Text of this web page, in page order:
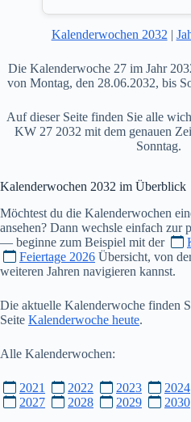
Kalenderwochen 2032 |
Die Kalenderwoche 27 im Jahr
von Montag, den 28.06.2032, bis
Auf dieser Seite finden Sie alle
KW 27 2032 mit dem genauen
Sonntag.
Kalenderwochen 2032 im Überblick
Möchtest du die Kalenderwochen
ansehen? Dann wechsle einfach zur
— beginne zum Beispiel mit der
Feiertage 2026 Übersicht, von
weiteren Jahren navigieren kannst.
Die aktuelle Kalenderwoche finden
Seite Kalenderwoche heute.
Alle Kalenderwochen:
2021 2022 2023 2024
2027
2028 2029 2030